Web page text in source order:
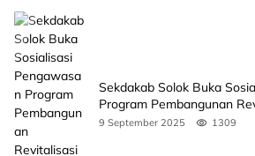
Sekdakab Solok Buka
Program Pembangunan
Pendidikan
9 September 2025 1309